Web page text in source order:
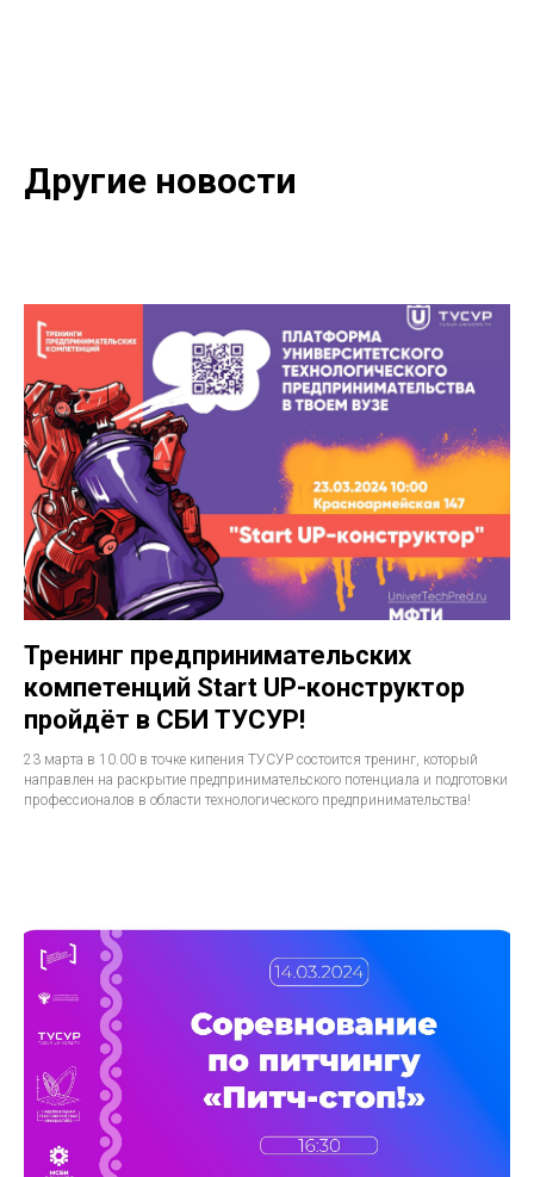
Другие новости
Тренинг предпринимательских
компетенций Start UP-конструктор
пройдёт в СБИ ТУСУР!
23 марта в 10.00 в точке кипения ТУСУР состоится тренинг, который
направлен на раскрытие предпринимательского потенциала и подготовки
профессионалов в области технологического предпринимательства!